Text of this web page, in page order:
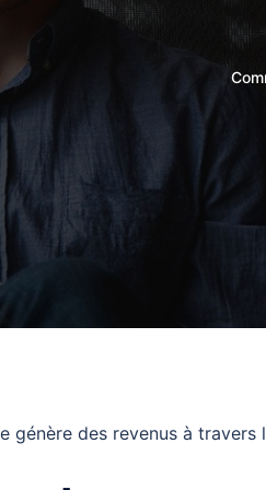
génère des revenus à travers